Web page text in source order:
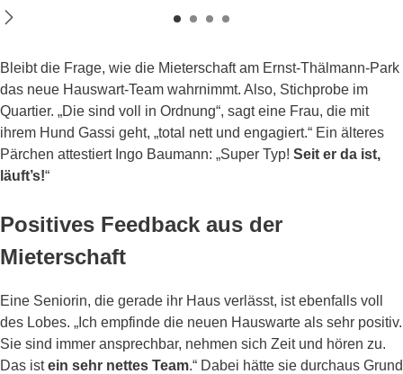
Bleibt die Frage, wie die Mieterschaft am Ernst-Thälmann-Park
das neue Hauswart-Team wahrnimmt. Also, Stichprobe im
Quartier. „Die sind voll in Ordnung“, sagt eine Frau, die mit
ihrem Hund Gassi geht, „total nett und engagiert.“ Ein älteres
Pärchen attestiert Ingo Baumann: „Super Typ! Seit er da ist,
läuft’s!“
Positives Feedback aus der
Mieterschaft
Eine Seniorin, die gerade ihr Haus verlässt, ist ebenfalls voll
des Lobes. „Ich empfinde die neuen Hauswarte als sehr positiv.
Sie sind immer ansprechbar, nehmen sich Zeit und hören zu.
Das istein sehr nettes Team.“ Dabei hätte sie durchaus Grund